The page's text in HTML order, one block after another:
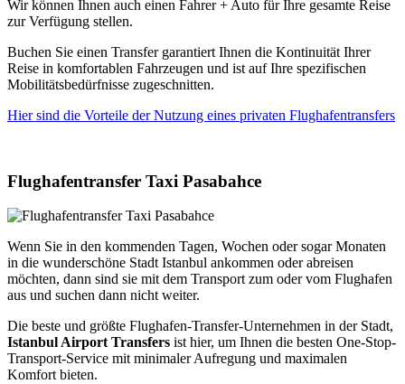
Wir können Ihnen auch einen Fahrer + Auto für Ihre gesamte Reise
zur Verfügung stellen.
Buchen Sie einen Transfer garantiert Ihnen die Kontinuität Ihrer
Reise in komfortablen Fahrzeugen und ist auf Ihre spezifischen
Mobilitätsbedürfnisse zugeschnitten.
Hier sind die Vorteile der Nutzung eines privaten Flughafentransfers
Flughafentransfer Taxi Pasabahce
Wenn Sie in den kommenden Tagen, Wochen oder sogar Monaten
in die wunderschöne Stadt Istanbul ankommen oder abreisen
möchten, dann sind sie mit dem Transport zum oder vom Flughafen
aus und suchen dann nicht weiter.
Die beste und größte Flughafen-Transfer-Unternehmen in der Stadt,
Istanbul Airport Transfers ist hier, um Ihnen die besten One-Stop-
Transport-Service mit minimaler Aufregung und maximalen
Komfort bieten.